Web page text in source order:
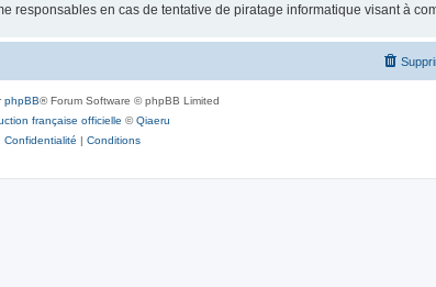
responsables en cas de tentative de piratage informatique visant à
phpBB® Forum Software © phpBB Limited
française officielle ©Qiaeru
Confidentialité | Conditions